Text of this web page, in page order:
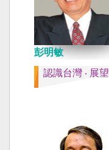
彭明敏
認識台灣 ‧ 展望